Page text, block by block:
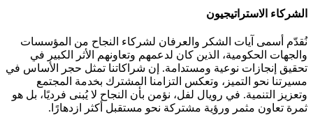
الشركاء الاستراتيجيون
نُقدّم أسمى آيات الشكر والعرفان لشركاء النجاح من المؤسسات
والجهات الحكومية، الذين كان لدعمهم وتعاونهم الأثر الكبير في
تحقيق إنجازات نوعية ومستدامة. إن شراكاتنا تمثل حجر الأساس في
مسيرتنا نحو التميز، وتعكس التزامنا المشترك بخدمة المجتمع
وتعزيز التنمية. في رويال لفل، نؤمن بأن النجاح لا يُبنى فرديًا، بل هو
ثمرة تعاون مثمر ورؤية مشتركة نحو مستقبل أكثر ازدهارًا.